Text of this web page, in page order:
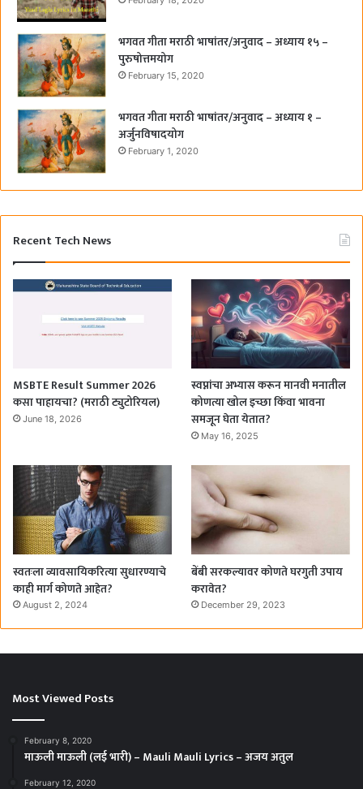
भगवत गीता मराठी भाषांतर/अनुवाद – अध्याय १५ –
पुरुषोत्तमयोग
February 15, 2020
भगवत गीता मराठी भाषांतर/अनुवाद – अध्याय १ –
अर्जुनविषादयोग
February 1, 2020
Recent Tech News
MSBTE Result Summer 2026
कसा पाहायचा? (मराठी ट्युटोरियल)
June 18, 2026
स्वप्नांचा अभ्यास करून मानवी मनातील
कोणत्या खोल इच्छा किंवा भावना
समजून घेता येतात?
May 16, 2025
स्वतःला व्यावसायिकरित्या सुधारण्याचे
काही मार्ग कोणते आहेत?
August 2, 2024
बेंबी सरकल्यावर कोणते घरगुती उपाय
करावेत?
December 29, 2023
Most Viewed Posts
February 8, 2020
माऊली माऊली (लई भारी) – Mauli Mauli Lyrics – अजय अतुल
February 12, 2020